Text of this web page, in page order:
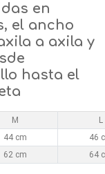
en
el ancho
a axila y
hasta el
M
L
44 cm
46
62 cm 64